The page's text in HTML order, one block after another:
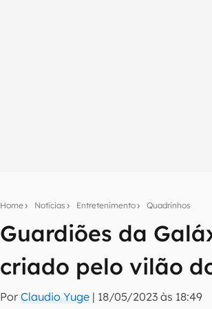
Home Notícias Entretenimento Quadrinhos
Guardiões da
criado pelo vilão
PorClaudio Yuge | 18/05/2023 às 18:49
Seu resumo inteligente do
Assine a newsletter do Canaltech e
E-mail